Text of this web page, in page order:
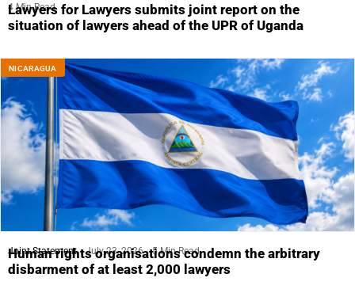
4 Min Read
Lawyers for Lawyers submits joint report on the
situation of lawyers ahead of the UPR of Uganda
NICARAGUA
Joint Statement July 23, 2026 5 Min Read
Human rights organisations condemn the arbitrary
disbarment of at least 2,000 lawyers